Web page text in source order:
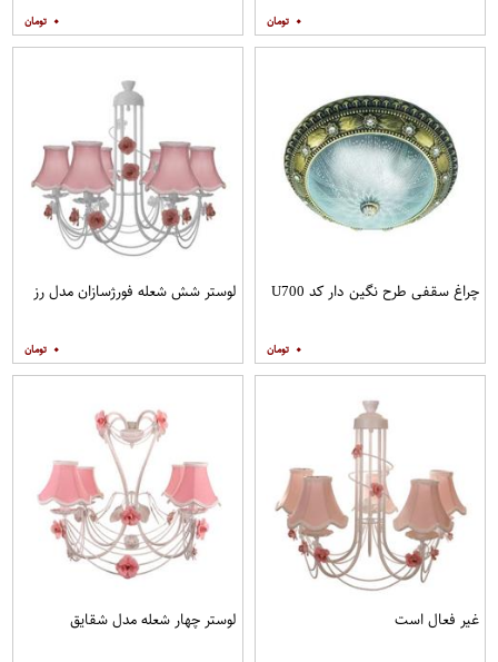
۰ ۰
چراغ سقفی طرح نگین دار کد U700
۰
لوستر شش شعله فورژسازان مدل رز
۰
غیر فعال است لوستر چهار شعله مدل شقایق